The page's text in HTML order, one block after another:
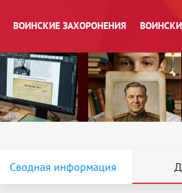
ВОИНСКИЕ ЗАХОРОНЕНИЯ
Сводная информация